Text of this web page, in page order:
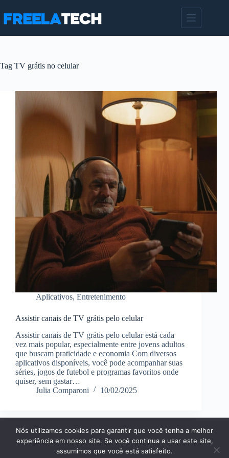
para
Tag TV grátis no celular
Aplicativos, Entretenimento
Assistir canais de TV grátis pelo celular
Assistir canais de TV grátis pelo celular está cada
vez mais popular, especialmente entre jovens adultos
que buscam praticidade e economia Com diversos
aplicativos disponíveis, você pode acompanhar suas
séries, jogos de futebol e programas favoritos onde
quiser, sem gastar…
Julia Comparoni
10/02/2025
Página Inícial Dicas
Aplicativos
Entretenimento
Finanças Notícias
Tecnologia
Nós utilizamos cookies para garantir que você tenha a melhor
experiência em nosso site. Se você continua a usar este site,
assumimos que você está satisfeito.